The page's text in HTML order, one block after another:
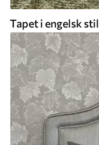
Tapet i engelsk stil